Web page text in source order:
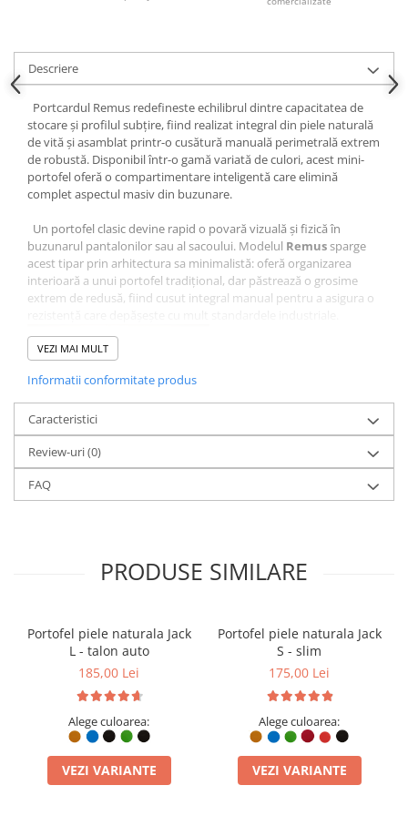
Descriere
Portcardul Remus redefineste echilibrul dintre capacitatea de
stocare și profilul subțire, fiind realizat integral din piele naturală
de vită și asamblat printr-o cusătură manuală perimetrală extrem
de robustă. Disponibil într-o gamă variată de culori, acest mini-
portofel oferă o compartimentare inteligentă care elimină
complet aspectul masiv din buzunare.
Un portofel clasic devine rapid o povară vizuală și fizică în
buzunarul pantalonilor sau al sacoului. Modelul Remussparge
acest tipar prin arhitectura sa minimalistă: oferă organizarea
interioară a unui portofel tradițional, dar păstrează o grosime
extrem de redusă, fiind cusut integral manual pentru a asigura o
de la zero în atelierul nostru din piele de vită selecționată. Este
conceput ca un suport simplu și direct, cu sloturi dedicate ce
permit organizarea cardurilor bancare, a actelor în format ID sau
a bancnotelor pliate. Disponibilitatea sa în multiple opțiuni
cromatice îți oferă posibilitatea de a selecta nuanța ideală pentru
stilul tău, beneficiind de un design curat, fără capse, magneți sau
ferestre din plastic predispuse la degradare.
VEZI MAI MULT
Informatii conformitate produs
Caracteristici
Review-uri(0)
FAQ
PRODUSE SIMILARE
Portofel piele naturala Jack
L - talon auto
185,00 Lei
Alege culoarea:
VEZI VARIANTE
Portofel piele naturala Jack
S - slim
175,00 Lei
Alege culoarea:
VEZI VARIANTE